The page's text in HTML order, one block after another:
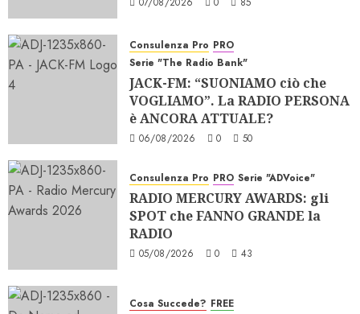
Consulenza Pro PRO
Serie "The Radio Bank"
JACK-FM: “SUONIAMO ciò che
VOGLIAMO”. La RADIO PERSONA
è ANCORA ATTUALE?
06/08/2026 0 50
Consulenza Pro PRO Serie "ADVoice"
RADIO MERCURY AWARDS: gli
SPOT che FANNO GRANDE la
RADIO
05/08/2026 0 43
Cosa Succede? FREE